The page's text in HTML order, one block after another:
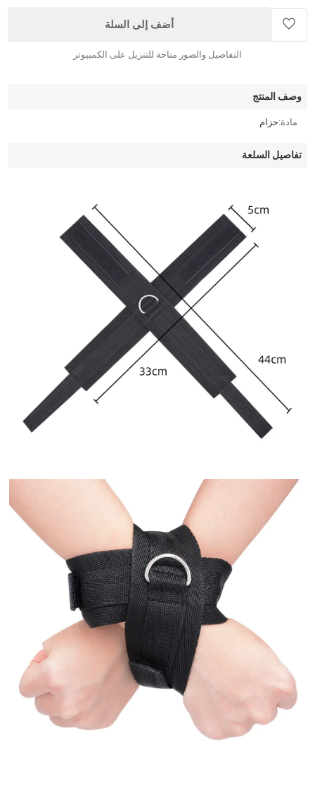
أضف إلى السلة
التفاصيل والصور متاحة للتنزيل على الكمبيوتر
وصف المنتج
مادة:حزام
تفاصيل السلعة